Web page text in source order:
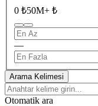
0 ₺50M+ ₺
—
Arama Kelimesi
Otomatik ara